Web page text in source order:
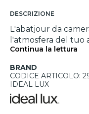
DESCRIZIONE
L'abatjour da
l'atmosfera del tuo
senza risultare mai
un'illuminazione
occupare troppo spazio. L'illuminazione offerta dalla lampadina G9 LED da 3W inclusa crea un’atmosfera rilassante con una
Inoltre, grazie alla
esigenze. Il pratico
lettura o per creare
Continua la lettura
BRAND
CODICE ARTICOLO:
IDEAL LUX